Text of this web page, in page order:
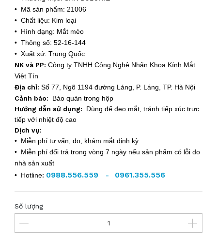
• Mã sản phẩm: 21006
• Chất liệu: Kim loại
• Hình dạng: Mắt mèo
• Thông số: 52-16-144
• Xuất xứ: Trung Quốc
NK và PP: Công ty TNHH Công Nghệ Nhãn Khoa Kính Mắt
Việt Tín
Địa chỉ: Số 77, Ngõ 1194 đường Láng, P. Láng, TP. Hà Nội
Cảnh báo: Bảo quản trong hộp
Hướng dẫn sử dụng: Dùng để đeo mắt, tránh tiếp xúc trực
tiếp với nhiệt độ cao
Dịch vụ:
• Miễn phí tư vấn, đo, khám mắt định kỳ
• Miễn phí đổi trả trong vòng 7 ngày nếu sản phẩm có lỗi do
nhà sản xuất
• Hotline: 0988.556.559 - 0961.355.556
Số lượng